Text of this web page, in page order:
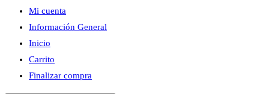
web
Mi cuenta
Información General
Inicio
Carrito
Finalizar compra